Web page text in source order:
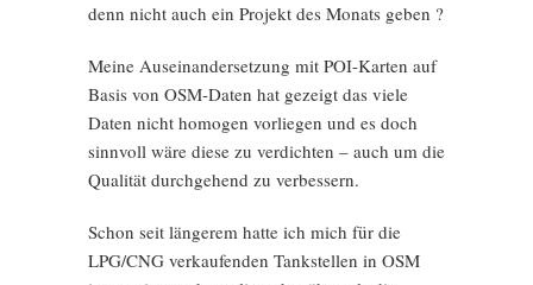
denn nicht auch ein Projekt des Monats geben ?
Meine Auseinandersetzung mit POI-Karten auf
Basis von OSM-Daten hat gezeigt das viele
Daten nicht homogen vorliegen und es doch
sinnvoll wäre diese zu verdichten – auch um die
Qualität durchgehend zu verbessern.
Schon seit längerem hatte ich mich für die
LPG/CNG verkaufenden Tankstellen in OSM